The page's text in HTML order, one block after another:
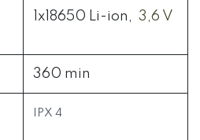
1x18650 Li-ion, 3,6 V
360 min
IPX 4